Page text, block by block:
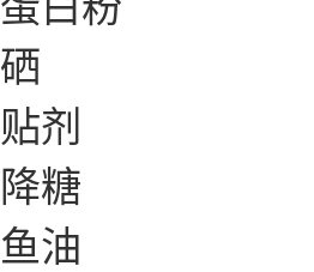
硒
贴剂
降糖
鱼油